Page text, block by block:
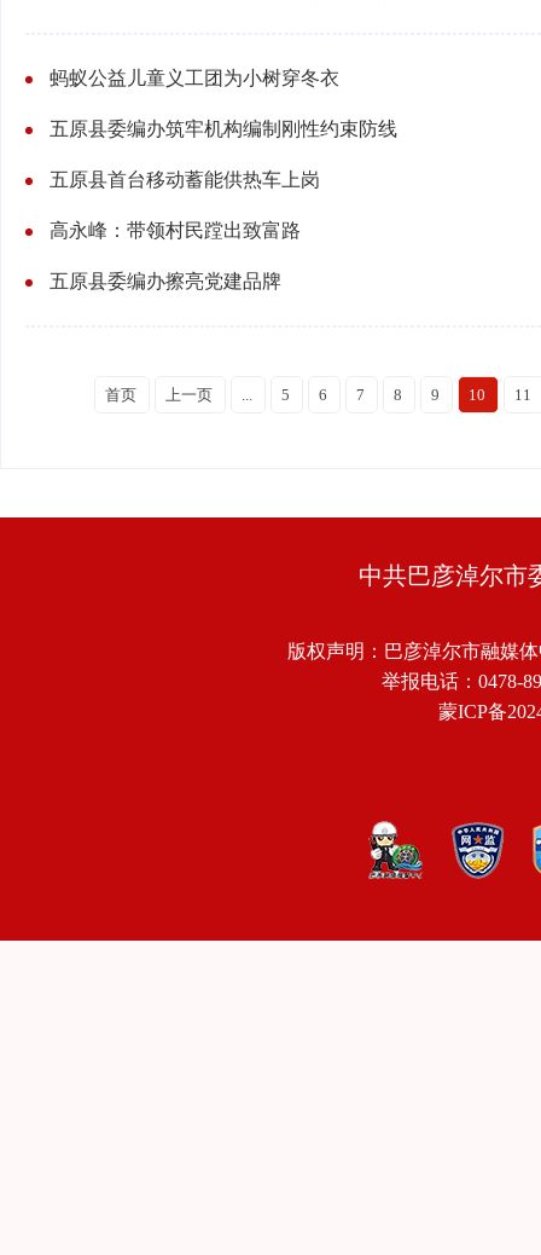
蚂蚁公益儿童义工团为小树穿冬衣
五原县委编办筑牢机构编制刚性约束防线
五原县首台移动蓄能供热车上岗
高永峰：带领村民蹚出致富路
五原县委编办擦亮党建品牌
首页 上一页 ... 5 6 7 8 9 10 11
中共巴彦淖尔市
版权声明：巴彦淖尔市融媒
举报电话：0478-
蒙ICP备